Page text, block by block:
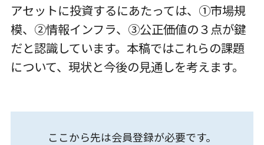
アセットに投資するにあたっては、①市場規
模、②情報インフラ、③公正価値の３点が鍵
だと認識しています。本稿ではこれらの課題
について、現状と今後の見通しを考えます。
ここから先は会員登録が必要です。